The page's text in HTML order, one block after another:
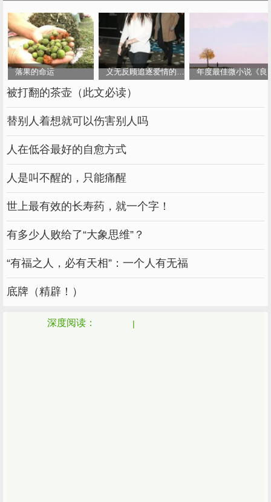
26.离爱太近也会变成消极的东西。
——《失乐园》
每个人都是月亮，总有阴暗面，从不让人看见。
——《赤道环游记》
28.为了让灵魂安静，一个人每天要做两件他不喜欢的
事。
——月亮与六便士
29.活着做点什么，请努力。
——《地下》
为了看到太阳和蓝色的地平线，我来到这个世界。
落果的命运 义无反顾追逐爱情的女人 年度最佳微小说《良
被打翻的茶壶（此文必读）
替别人着想就可以伤害别人吗
人在低谷最好的自愈方式
人是叫不醒的，只能痛醒
世上最有效的长寿药，就一个字！
有多少人败给了“大象思维”？
“有福之人，必有天相”：一个人有无福
底牌（精辟！）
深度阅读：